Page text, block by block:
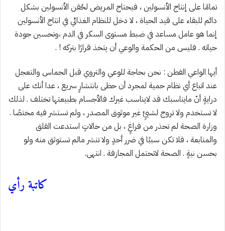
تمامًا على إنتاج الأنسولين ، فيحتاج المريض لحُقن الأنسولين بشكل
دائم للبقاء على قيد الحياة ، لا دخل للنظام الغذائي في انتاج الأنسولين
إنما هو عامل مساعد في ضبط مستوى السكر في الدم ،وتحسين جودة
حياته . فليس من الحكمة والوعي أن يتخذ قرارًا بتركه ! .
أيها الواعي الفطن : نحن بحاجة للوعي والتروي قبل الحماس والتعجل
عند اتباع أي نظام حمية لمجرد أن حظى بانتشارٍ سريع ، عدا أنك على
درايةٍ أنّ مايناسبك قد لايناسب غيرك فالأجسام بطبيعتها تختلف . لذلك
لا تستخدم ولا تروج لشيئٍ غير موثوق المصدر ، ولم تستشر فيه مختصًا .
وزارة الصحة لم تحذر من فراغٍ ، بل من حالاتٍ استدعت القلق
والمتابعة ، فلا تكن سببًا في ضرر أحدٍ ولا تنشر مالم تستوثق منه ولو
بحسن نيةٍ . الصحة لاتحتمل المجازفة . انتهى.
كاتبة رأي